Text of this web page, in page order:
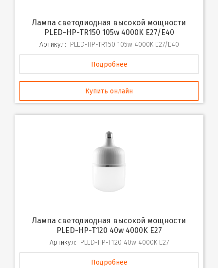
Лампа светодиодная высокой мощности
PLED-HP-TR150 105w 4000K E27/E40
Артикул: PLED-HP-TR150 105w 4000K E27/E40
Подробнее
Купить онлайн
Лампа светодиодная высокой мощности
PLED-HP-T120 40w 4000K E27
Артикул: PLED-HP-T120 40w 4000K E27
Подробнее